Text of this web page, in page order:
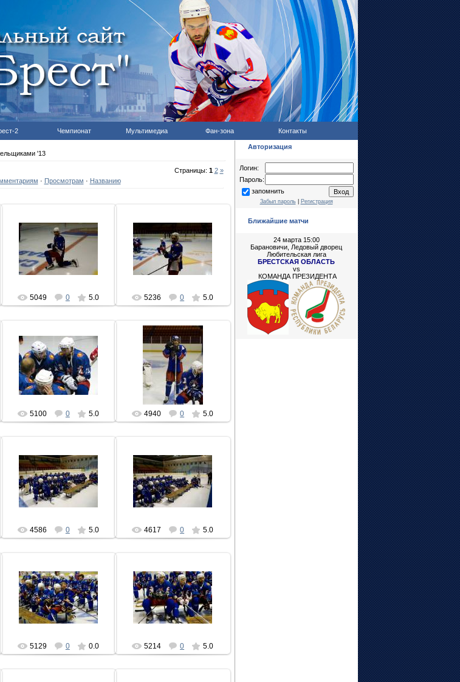
2 Чемпионат Мультимедиа Фан-зона Контакты
'13
Страницы: 1 2 »
· Просмотрам · Названию
04.09.2013
hcbrest
5049 0 5.0
04.09.2013
hcbrest
5236 0 5.0
04.09.2013
hcbrest
5100 0 5.0
04.09.2013
hcbrest
4940 0 5.0
04.09.2013
hcbrest
4586 0 5.0
04.09.2013
hcbrest
4617 0 5.0
04.09.2013
hcbrest
5129 0 0.0
04.09.2013
hcbrest
5214 0 5.0
Авторизация
Логин:
Пароль:
запомнить
Забыл пароль| Регистрация
Ближайшие матчи
24 марта 15:00
Барановичи, Ледовый дворец
Любительская лига
БРЕСТСКАЯ ОБЛАСТЬ
vs
КОМАНДА ПРЕЗИДЕНТА